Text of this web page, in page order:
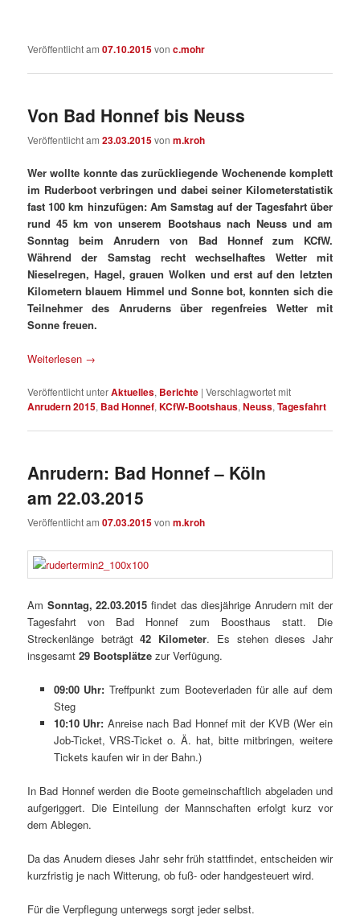
Veröffentlicht am07.10.2015vonc.mohr
Von Bad Honnef bis Neuss
Veröffentlicht am23.03.2015vonm.kroh
Wer wollte konnte das zurückliegende Wochenende komplett
im Ruderboot verbringen und dabei seiner Kilometerstatistik
fast 100 km hinzufügen: Am Samstag auf der Tagesfahrt über
rund 45 km von unserem Bootshaus nach Neuss und am
Sonntag beim Anrudern von Bad Honnef zum KCfW.
Während der Samstag recht wechselhaftes Wetter mit
Nieselregen, Hagel, grauen Wolken und erst auf den letzten
Kilometern blauem Himmel und Sonne bot, konnten sich die
Teilnehmer des Anruderns über regenfreies Wetter mit
Sonne freuen.
Weiterlesen →
Veröffentlicht unterAktuelles, Berichte |Verschlagwortet mit
Anrudern 2015, Bad Honnef,KCfW-Bootshaus,Neuss,Tagesfahrt
Anrudern: Bad Honnef – Köln
am 22.03.2015
Veröffentlicht am07.03.2015vonm.kroh
Am Sonntag, 22.03.2015 findet das diesjährige Anrudern mit der
Tagesfahrt von Bad Honnef zum Boosthaus statt. Die
Streckenlänge beträgt42 Kilometer. Es stehen dieses Jahr
insgesamt29 Bootsplätze zur Verfügung.
09:00 Uhr: Treffpunkt zum Booteverladen für alle auf dem
Steg
10:10 Uhr: Anreise nach Bad Honnef mit der KVB (Wer ein
Job-Ticket, VRS-Ticket o. Ä. hat, bitte mitbringen, weitere
Tickets kaufen wir in der Bahn.)
In Bad Honnef werden die Boote gemeinschaftlich abgeladen und
aufgeriggert. Die Einteilung der Mannschaften erfolgt kurz vor
dem Ablegen.
Da das Anudern dieses Jahr sehr früh stattfindet, entscheiden wir
kurzfristig je nach Witterung, ob fuß- oder handgesteuert wird.
Für die Verpflegung unterwegs sorgt jeder selbst.